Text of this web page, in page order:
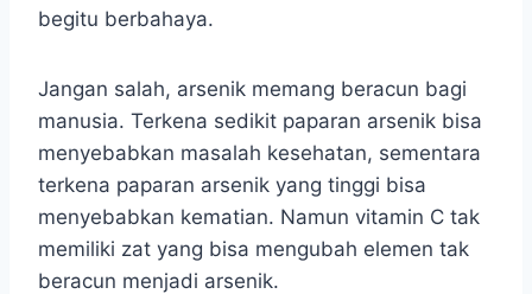
begitu berbahaya.
Jangan salah, arsenik memang beracun bagi
manusia. Terkena sedikit paparan arsenik bisa
menyebabkan masalah kesehatan, sementara
terkena paparan arsenik yang tinggi bisa
menyebabkan kematian. Namun vitamin C tak
memiliki zat yang bisa mengubah elemen tak
beracun menjadi arsenik.